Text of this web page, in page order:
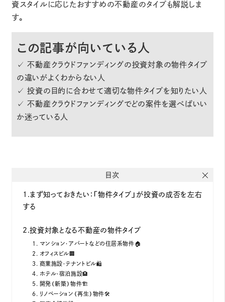
資スタイルに応じたおすすめの不動産のタイプも解説しま
す。
この記事が向いている人
✓ 不動産クラウドファンディングの投資対象の物件タイプ
の違いがよくわからない人
✓ 投資の目的に合わせて適切な物件タイプを知りたい人
✓ 不動産クラウドファンディングでどの案件を選べばいい
か迷っている人
目次
1.まず知っておきたい：「物件タイプ」が投資の成否を左右
する
2.投資対象となる不動産の物件タイプ
1. マンション・アパートなどの住居系物件🏠
2. オフィスビル🏢
3. 商業施設・テナントビル🛍️
4. ホテル・宿泊施設🏨
5. 開発（新築）物件🏗️
6. リノベーション（再生）物件🛠️